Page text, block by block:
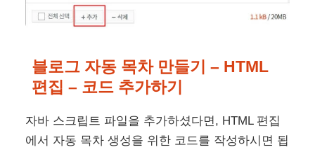
블로그 자동 목차 만들기 – HTML
편집 – 코드 추가하기
자바 스크립트 파일을 추가하셨다면, HTML 편집
에서 자동 목차 생성을 위한 코드를 작성하시면 됩